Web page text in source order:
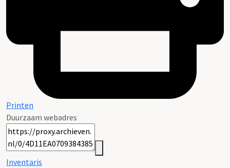
Printen
Duurzaam webadres
Inventaris